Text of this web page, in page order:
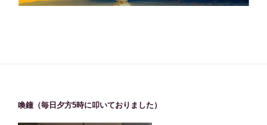
喚鐘（毎日夕方5時に叩いておりました）